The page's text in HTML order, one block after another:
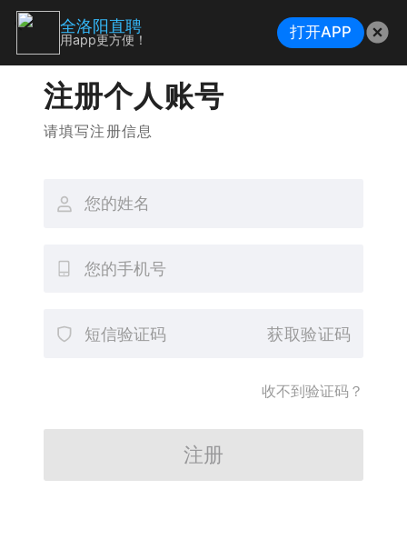
注册个人账号
请填写注册信息
获取验证码
收不到验证码？
注册
全洛阳直聘
用app更方便！ 打开APP